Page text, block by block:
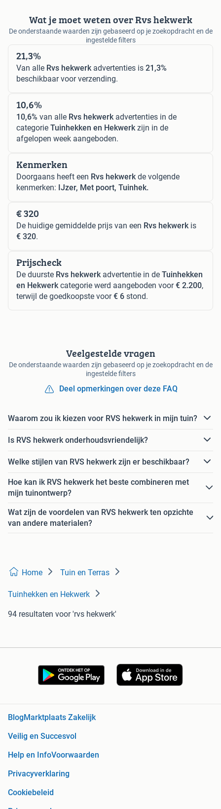
Wat je moet weten over Rvs hekwerk
De onderstaande waarden zijn gebaseerd op je zoekopdracht en de
ingestelde filters
21,3%
Van alle Rvs hekwerkadvertenties is 21,3%
beschikbaar voor verzending.
10,6%
10,6% van alle Rvs hekwerkadvertenties in de
categorie Tuinhekken en Hekwerkzijn in de
afgelopen week aangeboden.
Kenmerken
Doorgaans heeft een Rvs hekwerkde volgende
kenmerken: IJzer, Met poort, Tuinhek.
€ 320
De huidige gemiddelde prijs van een Rvs hekwerkis
€ 320.
Prijscheck
De duurste Rvs hekwerkadvertentie in de Tuinhekken
en Hekwerkcategorie werd aangeboden voor€ 2.200,
terwijl de goedkoopste voor€ 6 stond.
Veelgestelde vragen
De onderstaande waarden zijn gebaseerd op je zoekopdracht en de
ingestelde filters
Deel opmerkingen over deze FAQ
Waarom zou ik kiezen voor RVS hekwerk in mijn tuin?
Is RVS hekwerk onderhoudsvriendelijk?
Welke stijlen van RVS hekwerk zijn er beschikbaar?
Hoe kan ik RVS hekwerk het beste combineren met
mijn tuinontwerp?
Wat zijn de voordelen van RVS hekwerk ten opzichte
van andere materialen?
Home Tuin en Terras
Tuinhekken en Hekwerk
94 resultaten voor 'rvs hekwerk'
Blog Marktplaats Zakelijk
Veilig en Succesvol
Help en InfoVoorwaarden
Privacyverklaring
Cookiebeleid